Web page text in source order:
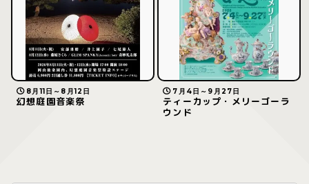
8月11日～8月12日
幻想庭園音楽祭
7月4日～9月27日
ティーカップ・メリーゴーラ
ウンド